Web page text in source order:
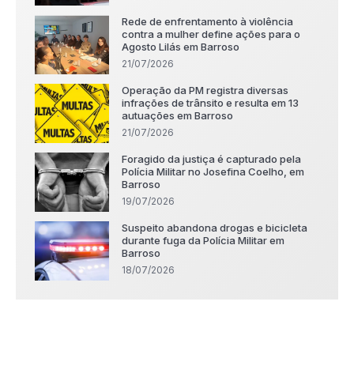
Rede de enfrentamento à violência
contra a mulher define ações para o
Agosto Lilás em Barroso
21/07/2026
Operação da PM registra diversas
infrações de trânsito e resulta em 13
autuações em Barroso
21/07/2026
Foragido da justiça é capturado pela
Polícia Militar no Josefina Coelho, em
Barroso
19/07/2026
Suspeito abandona drogas e bicicleta
durante fuga da Polícia Militar em
Barroso
18/07/2026